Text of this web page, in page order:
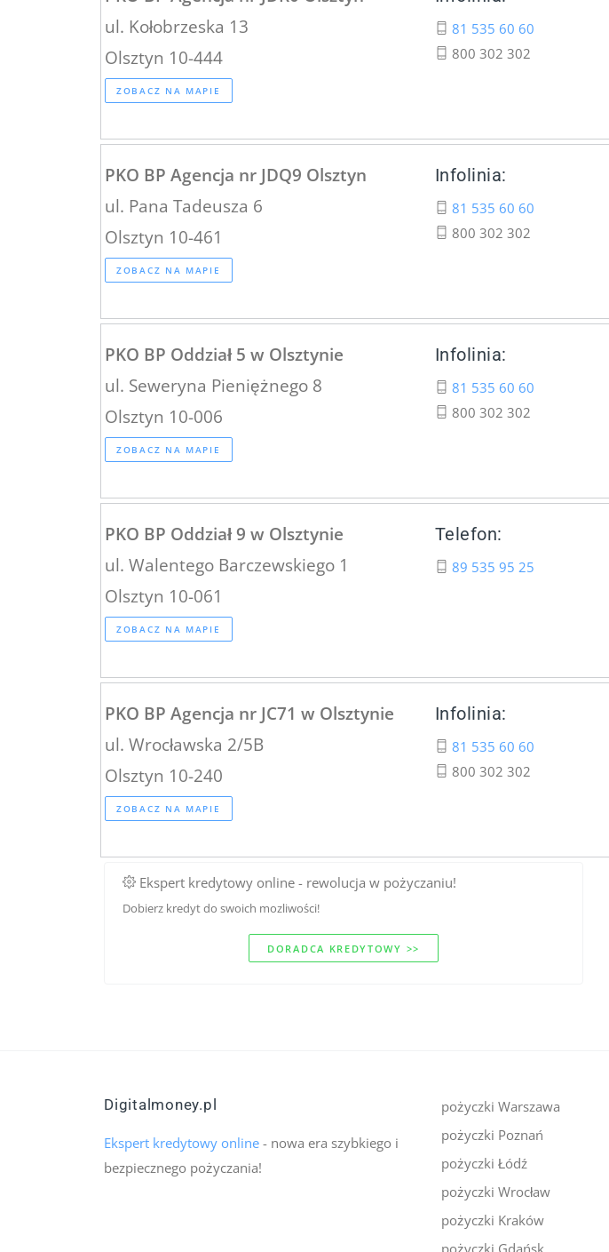
ul. Kołobrzeska 13
Olsztyn 10-444
ZOBACZ NA MAPIE
81 535 60 60
800 302 302
PKO BP Agencja nr JDQ9 Olsztyn
ul. Pana Tadeusza 6
Olsztyn 10-461
ZOBACZ NA MAPIE
Infolinia:
81 535 60 60
800 302 302
PKO BP Oddział 5 w Olsztynie
ul. Seweryna Pieniężnego 8
Olsztyn 10-006
ZOBACZ NA MAPIE
Infolinia:
81 535 60 60
800 302 302
PKO BP Oddział 9 w Olsztynie
ul. Walentego Barczewskiego 1
Olsztyn 10-061
ZOBACZ NA MAPIE
Telefon:
89 535 95 25
PKO BP Agencja nr JC71 w Olsztynie
ul. Wrocławska 2/5B
Olsztyn 10-240
ZOBACZ NA MAPIE
Infolinia:
81 535 60 60
800 302 302
Ekspert kredytowy online - rewolucja w pożyczaniu!
Dobierz kredyt do swoich mozliwości!
DORADCA KREDYTOWY >>
pożyczki Warszawa
pożyczki Poznań
pożyczki Łódź
pożyczki Wrocław
pożyczki Kraków
pożyczki Gdańsk
Digitalmoney.pl
Ekspert kredytowy online - nowa era szybkiego i
bezpiecznego pożyczania!